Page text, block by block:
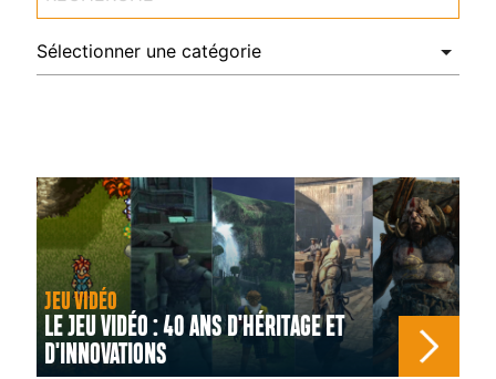
JEU VIDÉO
LE JEU VIDÉO : 40 ANS D'HÉRITAGE ET
D'INNOVATIONS